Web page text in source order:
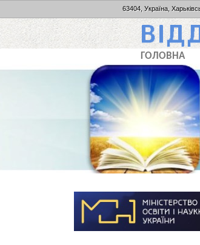
63404, Україна,
ГОЛОВНА